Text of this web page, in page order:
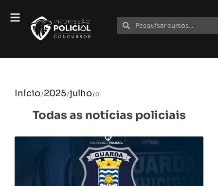
Início/ 2025/ julho/ 01
Todas as notícias policiais